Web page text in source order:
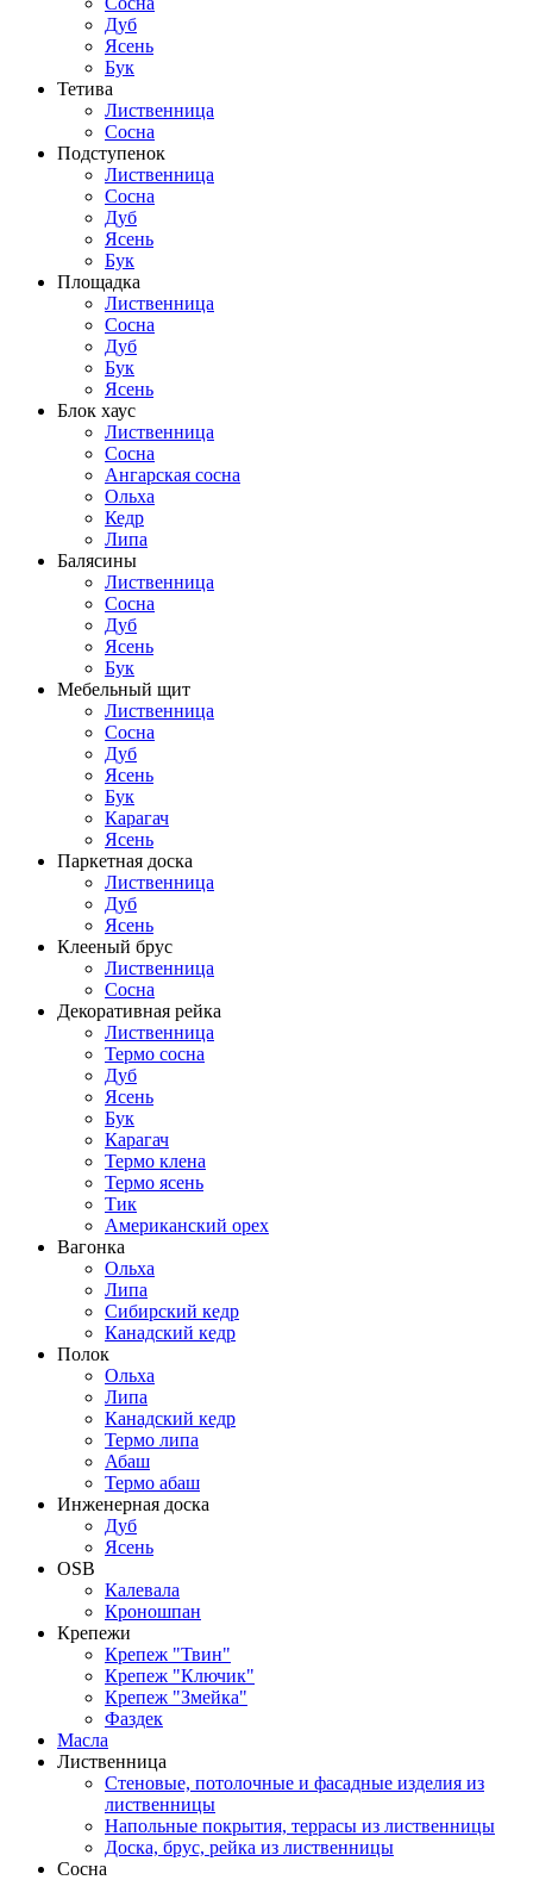
Дуб
Ясень
Бук
Тетива
Лиственница
Сосна
Подступенок
Лиственница
Сосна
Дуб
Ясень
Бук
Площадка
Лиственница
Сосна
Дуб
Бук
Ясень
Блок хаус
Лиственница
Сосна
Ангарская сосна
Ольха
Кедр
Липа
Балясины
Лиственница
Сосна
Дуб
Ясень
Бук
Мебельный щит
Лиственница
Сосна
Дуб
Ясень
Бук
Карагач
Ясень
Паркетная доска
Лиственница
Дуб
Ясень
Клееный брус
Лиственница
Сосна
Декоративная рейка
Лиственница
Термо сосна
Дуб
Ясень
Бук
Карагач
Термо клена
Термо ясень
Тик
Американский орех
Вагонка
Ольха
Липа
Сибирский кедр
Канадский кедр
Полок
Ольха
Липа
Канадский кедр
Термо липа
Абаш
Термо абаш
Инженерная доска
Дуб
Ясень
OSB
Калевала
Кроношпан
Крепежи
Крепеж "Твин"
Крепеж "Ключик"
Крепеж "Змейка"
Фаздек
Масла
Лиственница
Стеновые, потолочные и фасадные изделия из
лиственницы
Напольные покрытия, террасы из лиственницы
Доска, брус, рейка из лиственницы
Сосна